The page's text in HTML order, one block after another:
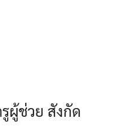
ผู้ช่วย สังกัด